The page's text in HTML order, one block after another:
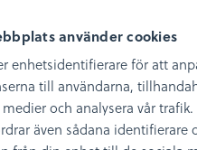
använder cookies
enhetsidentifierare för att
till användarna,
och analysera vår trafik.
även sådana identifierare
projekt